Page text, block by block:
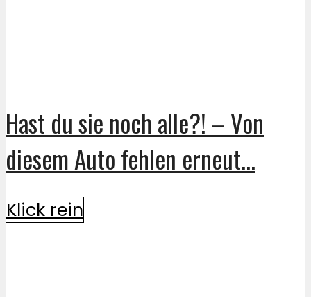
Hast du sie noch alle?! – Von
diesem Auto fehlen erneut...
Klick rein